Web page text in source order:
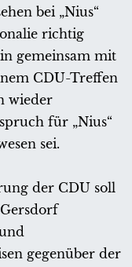
bei „Nius“
richtig
gemeinsam mit
CDU-Treffen
wieder
für „Nius“
sei.
der CDU soll
gegenüber der